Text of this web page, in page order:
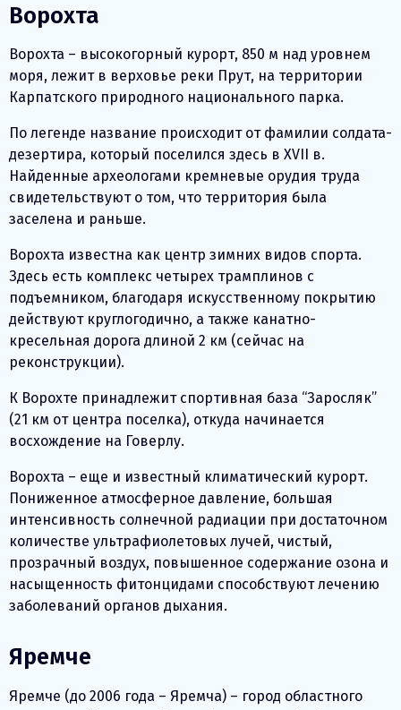
Ворохта
Ворохта – высокогорный курорт, 850 м над уровнем
моря, лежит в верховье реки Прут, на территории
Карпатского природного национального парка.
По легенде название происходит от фамилии солдата-
дезертира, который поселился здесь в XVII в.
Найденные археологами кремневые орудия труда
свидетельствуют о том, что территория была
заселена и раньше.
Ворохта известна как центр зимних видов спорта.
Здесь есть комплекс четырех трамплинов с
подъемником, благодаря искусственному покрытию
действуют круглогодично, а также канатно-
кресельная дорога длиной 2 км (сейчас на
реконструкции).
К Ворохте принадлежит спортивная база “Заросляк”
(21 км от центра поселка), откуда начинается
восхождение на Говерлу.
Ворохта – еще и известный климатический курорт.
Пониженное атмосферное давление, большая
интенсивность солнечной радиации при достаточном
количестве ультрафиолетовых лучей, чистый,
прозрачный воздух, повышенное содержание озона и
насыщенность фитонцидами способствуют лечению
заболеваний органов дыхания.
Яремче
Яремче (до 2006 года – Яремча) – город областного